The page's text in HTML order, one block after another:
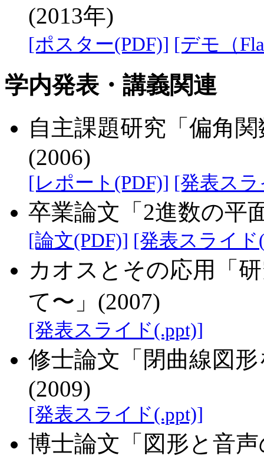
(2013年)
[ポスター(PDF)] [デモ（
学内発表・講義関連
自主課題研究「偏角
(2006)
[レポート(PDF)] [発表ス
卒業論文「2進数の平
[論文(PDF)] [発表スライド
カオスとその応用「
て〜」(2007)
[発表スライド(.ppt)]
修士論文「閉曲線図
(2009)
[発表スライド(.ppt)]
博士論文「図形と音